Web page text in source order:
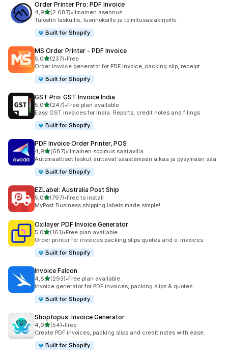
Order Printer Pro: PDF Invoice
4,9/ 5 tähteä
(2 687)
2687 arvostelua yhteensä
•Ilmainen asennus
Tulostin laskuille, luonnoksille ja toimitusasiakirjoille
Built for Shopify
MS Order Printer ‑ PDF Invoice
5,0/ 5 tähteä
(237)
237 arvostelua yhteensä
•Free
Order invoice generator for PDF invoice, packing slip, receipt
Built for Shopify
GST Pro: GST Invoice India
5,0/ 5 tähteä
(247)
247 arvostelua yhteensä
•Free plan available
Easy GST invoices for India. Reports, credit notes and filings
Built for Shopify
PDF Invoice Order Printer, POS
4,9/ 5 tähteä
(687)
687 arvostelua yhteensä
•Ilmainen sopimus saatavilla
Automaattiset laskut auttavat säästämään aikaa ja pysymään sää
Built for Shopify
EZLabel: Australia Post Ship
5,0/ 5 tähteä
(797)
797 arvostelua yhteensä
•Free to install
MyPost Business shipping labels made simple!
Oxilayer PDF Invoice Generator
5,0/ 5 tähteä
(161)
161 arvostelua yhteensä
•Free plan available
Order printer for invoices packing slips quotes and e-invoices
Built for Shopify
Invoice Falcon
4,8/ 5 tähteä
(293)
293 arvostelua yhteensä
•Free plan available
Invoice generator for PDF invoices, packing slips & quotes
Built for Shopify
Shoptopus: Invoice Generator
4,9/ 5 tähteä
(54)
54 arvostelua yhteensä
•Free
Create PDF invoices, packing slips and credit notes with ease.
Built for Shopify